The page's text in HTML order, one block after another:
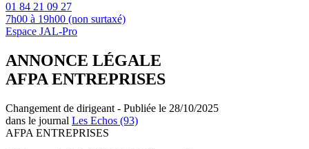
01 84 21 09 27
7h00 à 19h00 (non surtaxé)
Espace JAL-Pro
ANNONCE LÉGALE
AFPA ENTREPRISES
Changement de dirigeant - Publiée le 28/10/2025
dans le journal Les Echos (93)
AFPA ENTREPRISES